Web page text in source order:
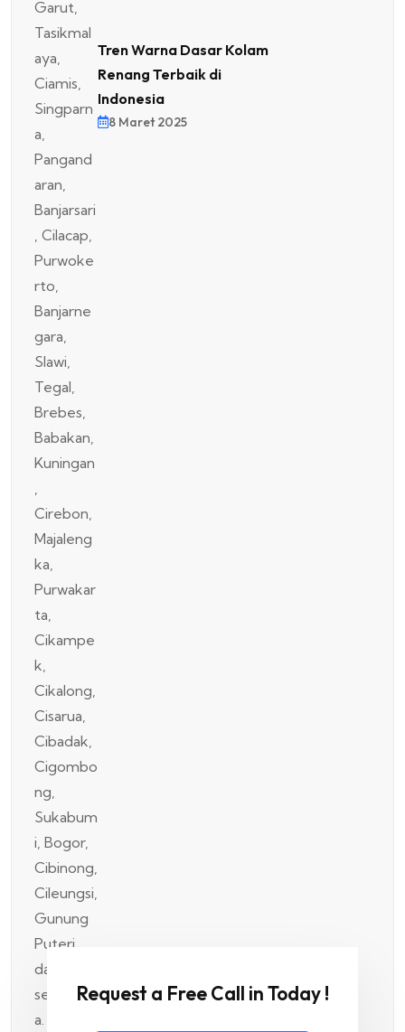
Tren Warna Dasar Kolam
Renang Terbaik di
Indonesia
8 Maret 2025
Request a Free Call in Today !